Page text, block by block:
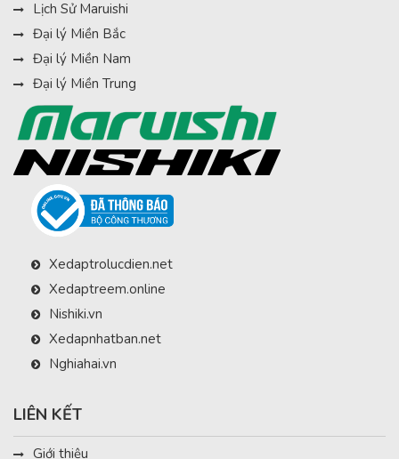
Lịch Sử Maruishi
Đại lý Miền Bắc
Đại lý Miền Nam
Đại lý Miền Trung
Xedaptrolucdien.net
Xedaptreem.online
Nishiki.vn
Xedapnhatban.net
Nghiahai.vn
LIÊN KẾT
Giới thiệu